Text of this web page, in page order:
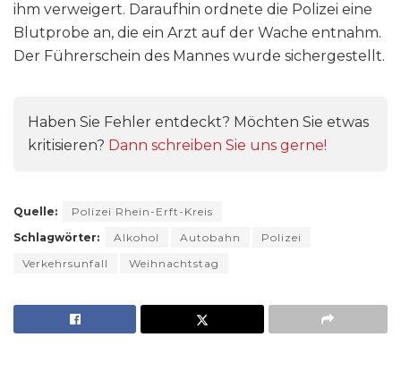
ihm verweigert. Daraufhin ordnete die Polizei eine
Blutprobe an, die ein Arzt auf der Wache entnahm.
Der Führerschein des Mannes wurde sichergestellt.
Haben Sie Fehler entdeckt? Möchten Sie etwas
kritisieren? Dann schreiben Sie uns gerne!
Quelle:
Polizei Rhein-Erft-Kreis
Schlagwörter:
Alkohol Autobahn
Polizei
Verkehrsunfall
Weihnachtstag